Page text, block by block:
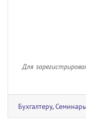
Для
Бухгалтеру,